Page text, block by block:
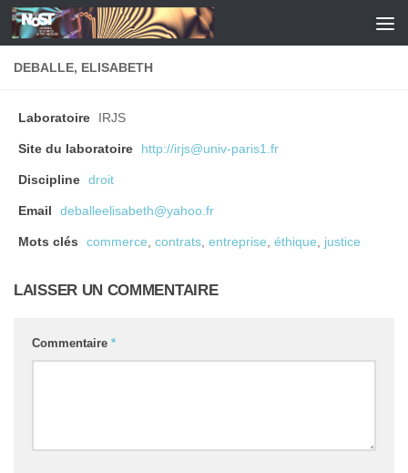
Skip to content
DEBALLE, ELISABETH
Laboratoire IRJS
Site du laboratoire http://irjs@univ-paris1.fr
Discipline droit
Email deballeelisabeth@yahoo.fr
Mots clés commerce, contrats, entreprise, éthique, justice
LAISSER UN COMMENTAIRE
Commentaire *